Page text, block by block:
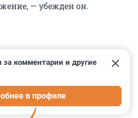
— убежден он.
12
за комментарии и другие
в профиле